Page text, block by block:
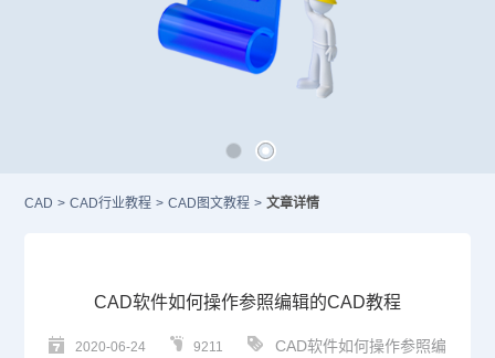
CAD > CAD行业教程 > CAD图文教程 > 文章详情
CAD软件如何操作参照编辑的CAD教程
2020-06-24 9211
CAD软件如何操作参照编